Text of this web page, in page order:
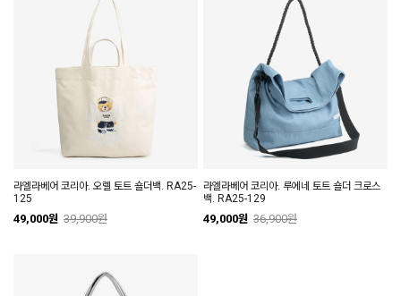
라엘라베어 코리아. 오렐 토트 숄더백. RA25-
125
49,000원 39,900원
라엘라베어 코리아. 루에네 토트 숄더 크로스
백. RA25-129
49,000원 36,900원